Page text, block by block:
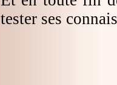
tester ses